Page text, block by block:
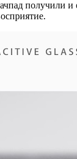
получили и